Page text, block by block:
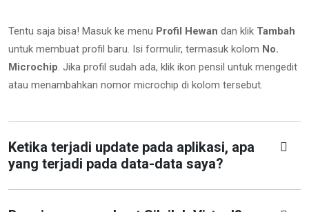
Tentu saja bisa! Masuk ke menu Profil Hewan dan klik Tambah
untuk membuat profil baru. Isi formulir, termasuk kolom No.
Microchip. Jika profil sudah ada, klik ikon pensil untuk mengedit
atau menambahkan nomor microchip di kolom tersebut.
Ketika terjadi update pada aplikasi, apa
yang terjadi pada data-data saya?